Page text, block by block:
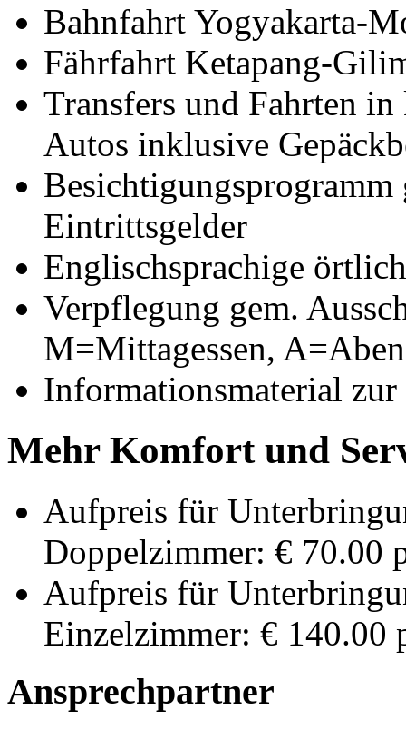
Bahnfahrt Yogyakarta-
Fährfahrt Ketapang-
Transfers und Fahrten
Autos inklusive
Eintrittsgelder
Englischsprachige
Verpflegung gem.
M=Mittagessen,
Informationsmaterial zur
Mehr Komfort und
Aufpreis für
Doppelzimmer: € 70.00
Aufpreis für
Einzelzimmer: € 140.00
Ansprechpartner